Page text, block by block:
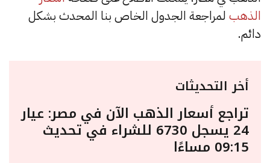
الذهب لمراجعة الجدول الخاص بنا المحدث بشكل
دائم.
أخر التحديثات
تراجع أسعار الذهب الآن في مصر: عيار
24 يسجل 6730 للشراء في تحديث
09:15 مساءًا